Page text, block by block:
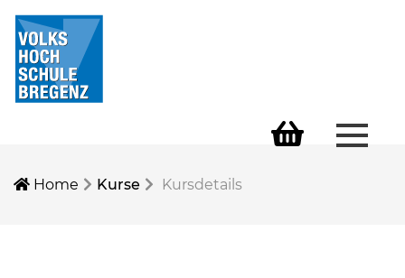
Home Kurse Kursdetails